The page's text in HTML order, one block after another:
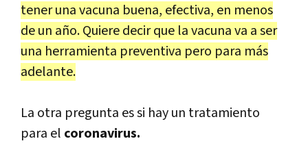
tener una vacuna buena, efectiva, en menos
de un año. Quiere decir que la vacuna va a ser
una herramienta preventiva pero para más
adelante.
La otra pregunta es si hay un tratamiento
para el coronavirus.